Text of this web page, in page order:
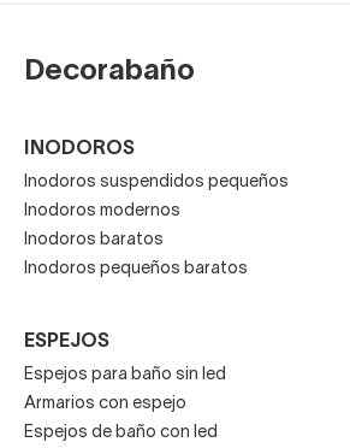
Decorabaño
INODOROS
Inodoros suspendidos pequeños
Inodoros modernos
Inodoros baratos
Inodoros pequeños baratos
ESPEJOS
Espejos para baño sin led
Armarios con espejo
Espejos de baño con led